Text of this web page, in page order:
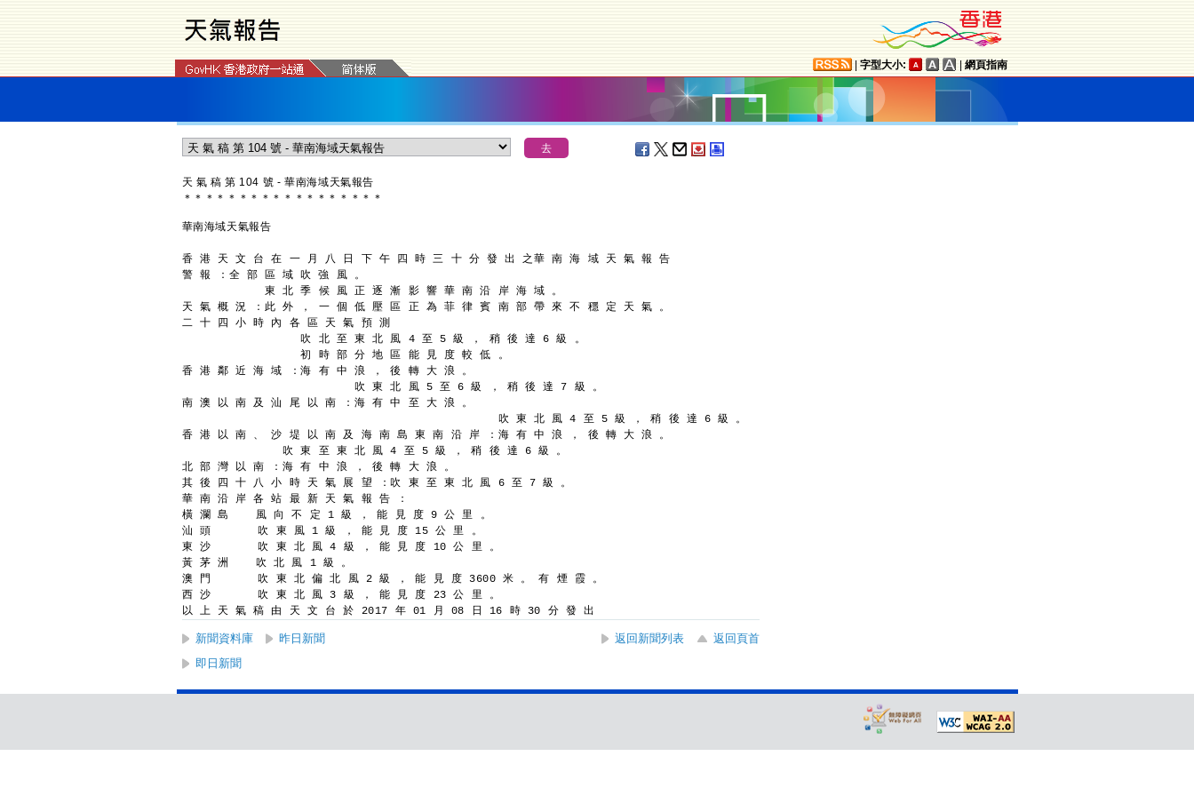
字型大小: 網頁指南
天 氣 稿 第 104 號 - 華南海域天氣報告
＊ ＊ ＊ ＊ ＊ ＊ ＊ ＊ ＊ ＊ ＊ ＊ ＊ ＊ ＊ ＊ ＊ ＊
華南海域天氣報告
香 港 天 文 台 在 一 月 八 日 下 午 四 時 三 十 分 發 出 之華 南 海 域 天 氣 報 告
警 報 ： 全 部 區 域 吹 強 風 。
天 氣 概 況 ：
東 北 季 候 風 正 逐 漸 影 響 華 南 沿 岸 海 域 。
此 外 ， 一 個 低 壓 區 正 為 菲 律 賓 南 部 帶 來 不 穩 定 天 氣 。
二 十 四 小 時 內 各 區 天 氣 預 測
香 港 鄰 近 海 域 ：
吹 北 至 東 北 風 4 至 5 級 ， 稍 後 達 6 級 。
初 時 部 分 地 區 能 見 度 較 低 。
海 有 中 浪 ， 後 轉 大 浪 。
南 澳 以 南 及 汕 尾 以 南 ：
吹 東 北 風 5 至 6 級 ， 稍 後 達 7 級 。
海 有 中 至 大 浪 。
香 港 以 南 、 沙 堤 以 南 及 海 南 島 東 南 沿 岸 ：
吹 東 北 風 4 至 5 級 ， 稍 後 達 6 級 。
海 有 中 浪 ， 後 轉 大 浪 。
北 部 灣 以 南 ：
吹 東 至 東 北 風 4 至 5 級 ， 稍 後 達 6 級 。
海 有 中 浪 ， 後 轉 大 浪 。
其 後 四 十 八 小 時 天 氣 展 望 ：吹 東 至 東 北 風 6 至 7 級 。
華 南 沿 岸 各 站 最 新 天 氣 報 告 ：
橫 瀾 島    風 向 不 定 1 級 ， 能 見 度 9 公 里 。
汕 頭       吹 東 風 1 級 ， 能 見 度 15 公 里 。
東 沙       吹 東 北 風 4 級 ， 能 見 度 10 公 里 。
黃 茅 洲    吹 北 風 1 級 。
澳 門       吹 東 北 偏 北 風 2 級 ， 能 見 度 3600 米 。 有 煙 霞 。
西 沙       吹 東 北 風 3 級 ， 能 見 度 23 公 里 。
以 上 天 氣 稿 由 天 文 台 於 2017 年 01 月 08 日 16 時 30 分 發 出
新聞資料庫 昨日新聞 返回新聞列表
返回頁首
即日新聞